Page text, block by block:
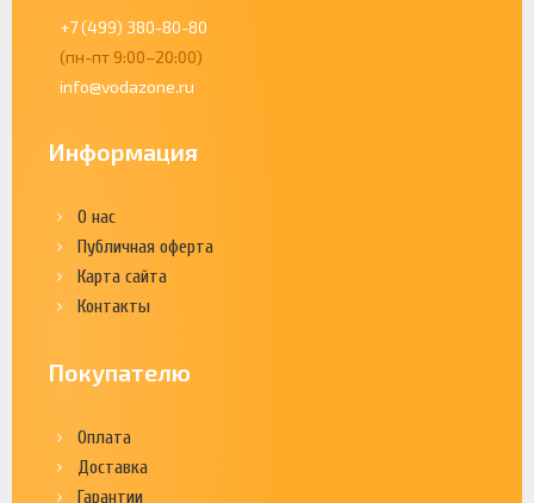
+7 (499) 380-80-80
(пн-пт 9:00–20:00)
info@vodazone.ru
Информация
О нас
Публичная оферта
Карта сайта
Контакты
Покупателю
Оплата
Доставка
Гарантии